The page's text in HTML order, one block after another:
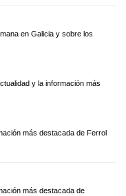
en Galicia y sobre los
y la información más
más destacada de Ferrol
más destacada de